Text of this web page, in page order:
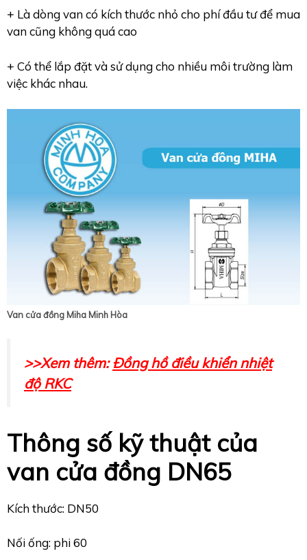
+ Là dòng van có kích thước nhỏ cho phí đầu tư để mua
van cũng không quá cao
+ Có thể lắp đặt và sử dụng cho nhiều môi trường làm
việc khác nhau.
Van cửa đồng Miha Minh Hòa
>>Xem thêm:Đồng hồ điều khiển nhiệt
độ RKC
Thông số kỹ thuật của
van cửa đồng DN65
Kích thước: DN50
Nối ống: phi 60